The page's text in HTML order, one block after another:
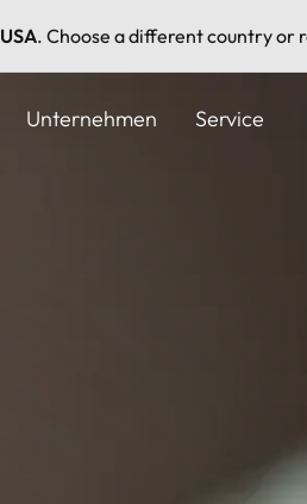
USA. Choose a different country or
Unternehmen Service